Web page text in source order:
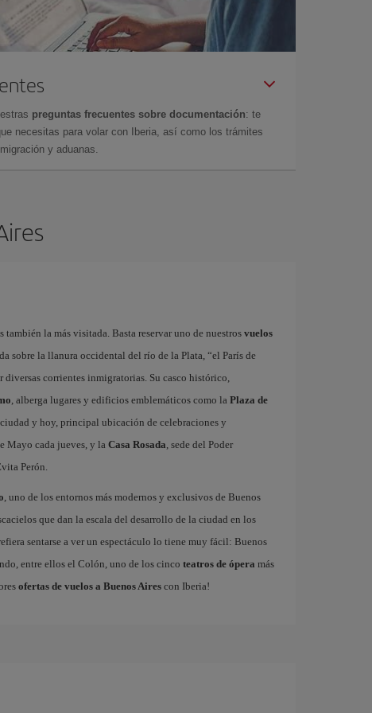
preguntas frecuentes sobre documentación: te
necesitas para volar con Iberia, así como los trámites
y aduanas.
también la más visitada. Basta reservar uno de nuestros vuelos
sobre la llanura occidental del río de la Plata, “el París de
diversas corrientes inmigratorias. Su casco histórico,
, alberga lugares y edificios emblemáticos como la Plaza de
y hoy, principal ubicación de celebraciones y
Mayo cada jueves, y la Casa Rosada, sede del Poder
Perón.
, uno de los entornos más modernos y exclusivos de Buenos
que dan la escala del desarrollo de la ciudad en los
sentarse a ver un espectáculo lo tiene muy fácil: Buenos
entre ellos el Colón, uno de los cinco teatros de ópera más
ofertas de vuelos a Buenos Airescon Iberia!